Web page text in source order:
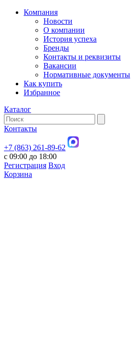
Компания
Новости
О компании
История успеха
Бренды
Контакты и реквизиты
Вакансии
Нормативные документы
Как купить
Избранное
Каталог
Контакты
+7 (863) 261-89-62
с 09:00 до 18:00
Регистрация Вход
Корзина